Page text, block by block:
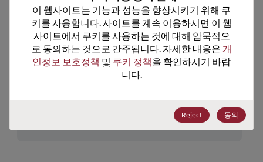
패키지 수량 10
기술 카테고리 Discretes
기술 하위 카테고리 Diodes
Thyristors/TRIACs
미국 HTS 코드 8541.10.0080
이 웹사이트는 기능과 성능을 향상시키기 위해 쿠
키를 사용합니다. 사이트를 계속 이용하시면 이 웹
사이트에서 쿠키를 사용하는 것에 대해 암묵적으
로 동의하는 것으로 간주됩니다. 자세한 내용은 개
인정보 보호정책 및 쿠키 정책을 확인하시기 바랍
니다.
Reject 동의